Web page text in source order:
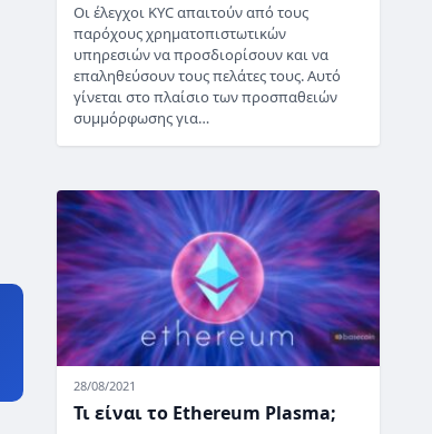
Οι έλεγχοι KYC απαιτούν από τους
παρόχους χρηματοπιστωτικών
υπηρεσιών να προσδιορίσουν και να
επαληθεύσουν τους πελάτες τους. Αυτό
γίνεται στο πλαίσιο των προσπαθειών
συμμόρφωσης για…
28/08/2021
Τι είναι το Ethereum Plasma;